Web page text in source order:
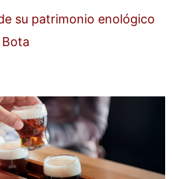
su patrimonio enológico